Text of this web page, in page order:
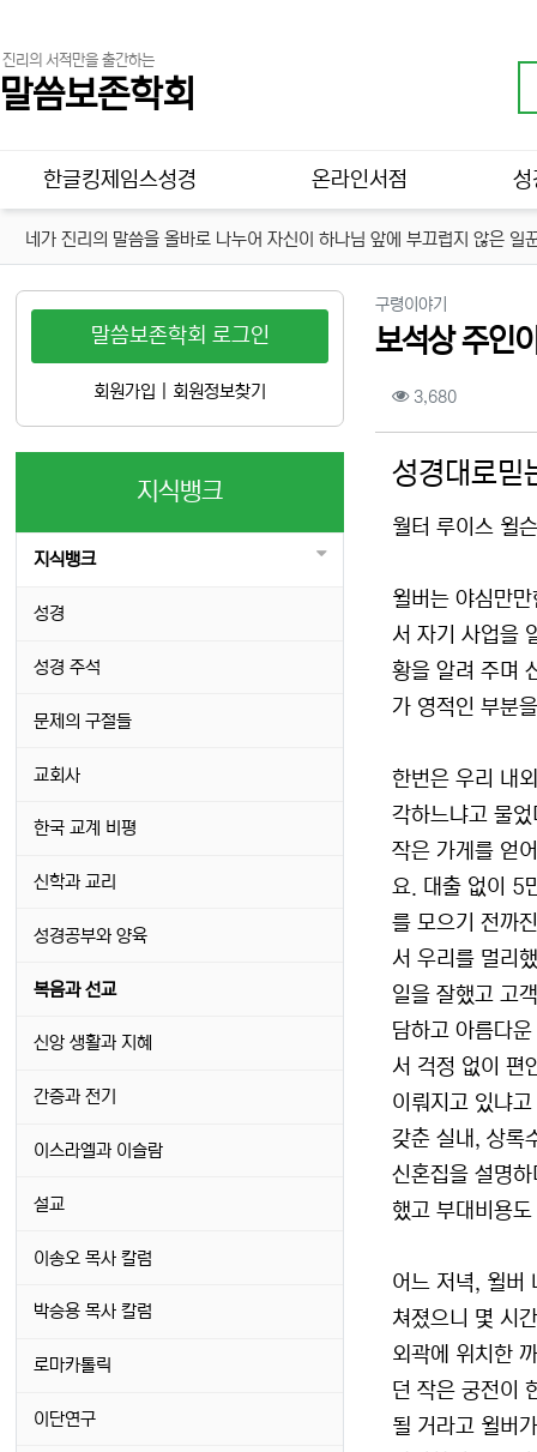
진리의 서적만을 출간하는
말씀보존학회
메인 메뉴
한글킹제임스성경 온라인서점 성
네가 진리의 말씀을 올바로 나누어 자신이 하나님 앞에 부끄럽지 않은
구령이야기
보석상 주인
컨텐츠 정보
3,680조회
성경대로믿
월터 루이스
윌버는 야심만
서 자기 사업을
황을 알려 주며
가 영적인 부분
한번은 우리 내
각하느냐고 물
작은 가게를 얻
요. 대출 없이 5
를 모으기 전까
서 우리를 멀리
일을 잘했고 고
담하고 아름다
서 걱정 없이 편
이뤄지고 있냐
갖춘 실내, 상록
신혼집을 설명
했고 부대비용
어느 저녁, 윌버
쳐졌으니 몇 시
외곽에 위치한
던 작은 궁전이
될 거라고 윌버
말씀보존학회 로그인
회원가입 회원정보찾기
지식뱅크
지식뱅크
성경
성경 주석
문제의 구절들
교회사
한국 교계 비평
신학과 교리
성경공부와 양육
복음과 선교
신앙 생활과 지혜
간증과 전기
이스라엘과 이슬람
설교
이송오 목사 칼럼
박승용 목사 칼럼
로마카톨릭
이단연구